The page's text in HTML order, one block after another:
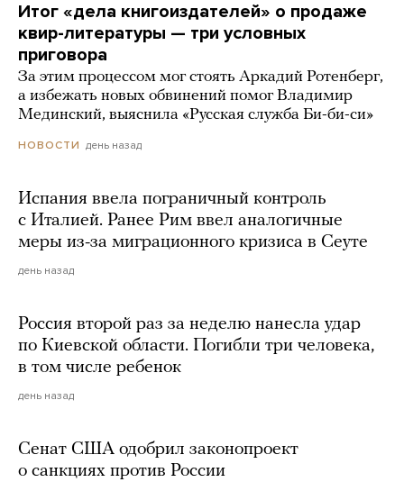
Итог «дела книгоиздателей» о продаже
квир-литературы — три условных
приговора
За этим процессом мог стоять Аркадий Ротенберг,
а избежать новых обвинений помог Владимир
Мединский, выяснила «Русская служба Би-би-си»
НОВОСТИ день назад
Испания ввела пограничный контроль
с Италией. Ранее Рим ввел аналогичные
меры из-за миграционного кризиса в Сеуте
день назад
Россия второй раз за неделю нанесла удар
по Киевской области. Погибли три человека,
в том числе ребенок
день назад
Сенат США одобрил законопроект
о санкциях против России